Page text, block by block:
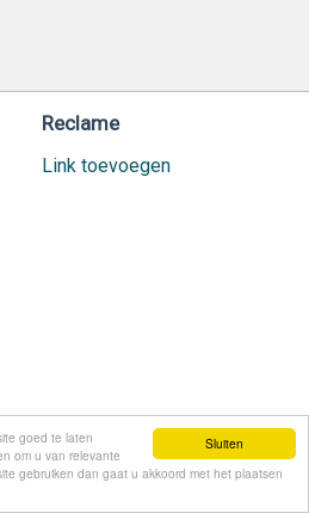
Sluiten
goed te laten
om u van relevante
gebruiken dan gaat u akkoord met het plaatsen
Reclame
Link toevoegen